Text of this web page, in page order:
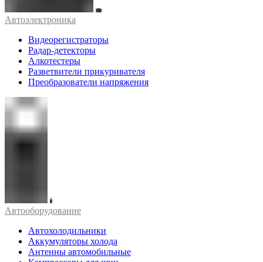
Автоэлектроника
Видеорегистраторы
Радар-детекторы
Алкотестеры
Разветвители прикуривателя
Преобразователи напряжения
Автооборудование
Автохолодильники
Аккумуляторы холода
Антенны автомобильные